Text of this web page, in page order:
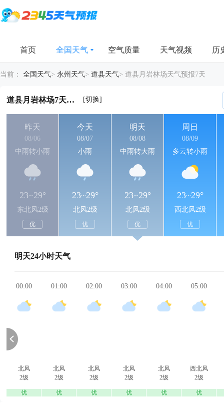
首页 全国天气 空气质量 天气视频 历
当前： 全国天气> 永州天气> 道县天气> 道县月岩林场天气预报7天
道县月岩林场7天天气详情 [切换]
昨天
08/06
中雨转小雨
23~29°
东北风2级
优
今天
08/07
小雨
23~29°
北风2级
优
明天
08/08
中雨转大雨
23~29°
北风2级
优
周日
08/09
多云转小雨
23~29°
西北风2级
优
明天24小时天气
00:00
北风
2级
优
01:00
北风
2级
优
02:00
北风
2级
优
03:00
北风
2级
优
04:00
北风
2级
优
05:00
西北风
2级
优